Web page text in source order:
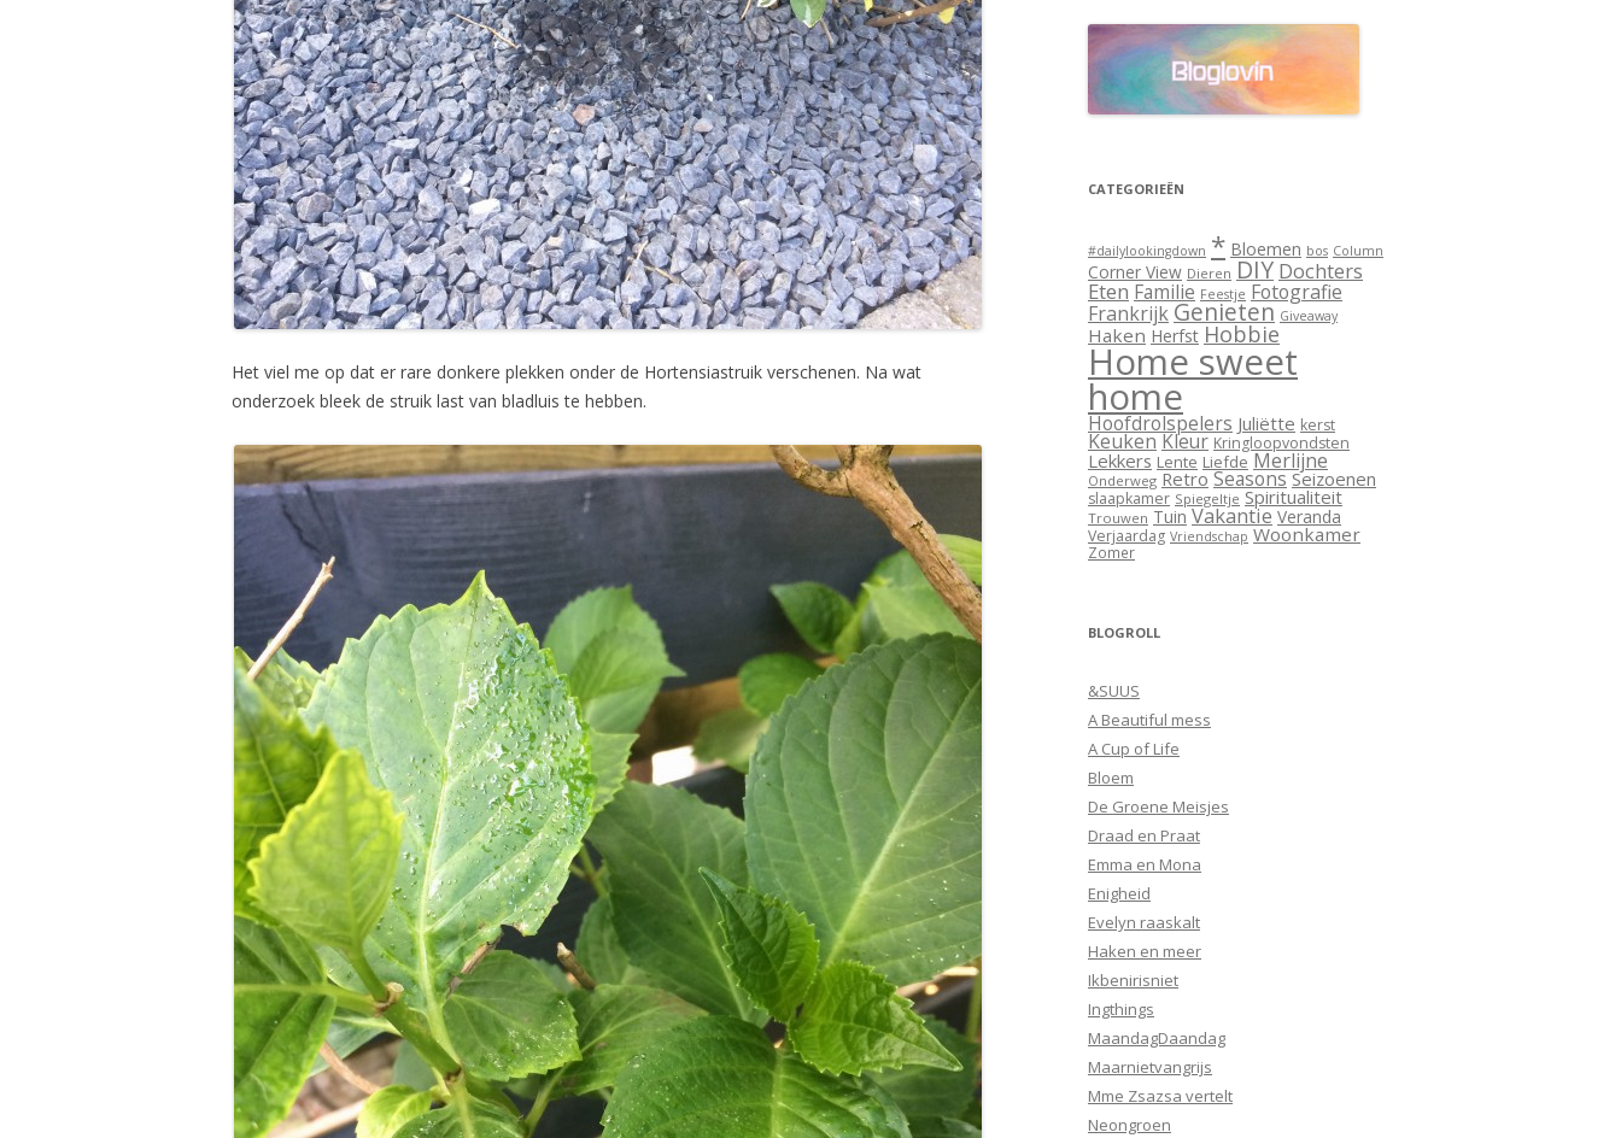
Het viel me op dat er rare donkere plekken onder de Hortensiastruik verschenen. Na wat
onderzoek bleek de struik last van bladluis te hebben.
CATEGORIEËN
#dailylookingdown * Bloemen bos Column
Corner View Dieren DIY Dochters
Eten Familie Feestje Fotografie
Frankrijk Genieten Giveaway
Haken Herfst Hobbie
Home sweet
home
Hoofdrolspelers Juliëtte kerst
KeukenKleur Kringloopvondsten
Lekkers Lente Liefde Merlijne
Onderweg Retro Seasons Seizoenen
slaapkamer Spiegeltje Spiritualiteit
Trouwen Tuin Vakantie Veranda
Verjaardag Vriendschap Woonkamer
Zomer
BLOGROLL
&SUUS
A Beautiful mess
A Cup of Life
Bloem
De Groene Meisjes
Draad en Praat
Emma en Mona
Enigheid
Evelyn raaskalt
Haken en meer
Ikbenirisniet
Ingthings
MaandagDaandag
Maarnietvangrijs
Mme Zsazsa vertelt
Neongroen